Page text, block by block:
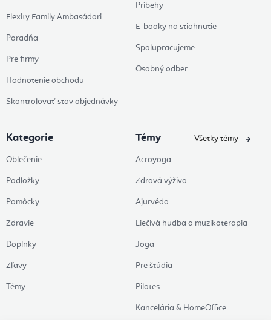
Flexity Family Ambasádori
Poradňa
Pre firmy
Hodnotenie obchodu
Skontrolovať stav objednávky
Príbehy
E-booky na stiahnutie
Spolupracujeme
Osobný odber
Kategorie
Oblečenie
Podložky
Pomôcky
Zdravie
Doplnky
Zľavy
Témy
Témy
Acroyoga
Zdravá výživa
Ajurvéda
Liečivá hudba a muzikoterapia
Joga
Pre štúdia
Pilates
Kancelária & HomeOffice
Všetky témy